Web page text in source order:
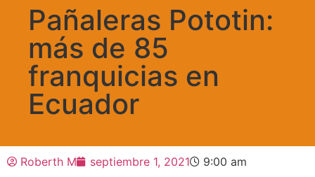
Pañaleras Pototin:
más de 85
franquicias en
Ecuador
Roberth M septiembre 1, 2021 9:00 am